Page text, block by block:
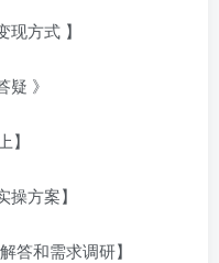
方式 】
》
】
方案】
答和需求调研】